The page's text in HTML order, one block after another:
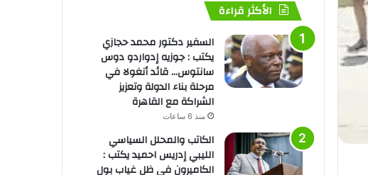
الأكثر قراءة
السفير دكتور محمد حجازي
يكتب : جوزيه إدواردو دوس
سانتوس… قائد أنغولا في
مرحلة بناء الدولة وتعزيز
الشراكة مع القاهرة
منذ 6 ساعات
الكاتب والمحلل السياسي
الليبي إدريس احميد يكتب :
الكاميرون في ظل غياب بول